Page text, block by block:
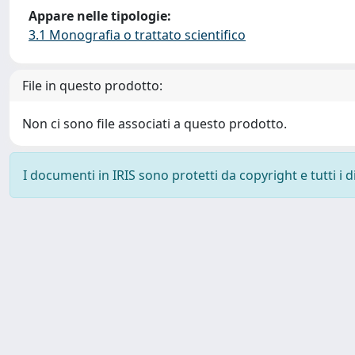
Appare nelle tipologie:
3.1 Monografia o trattato scientifico
File in questo prodotto:
Non ci sono file associati a questo prodotto.
I documenti in IRIS sono protetti da copyright e tutti i